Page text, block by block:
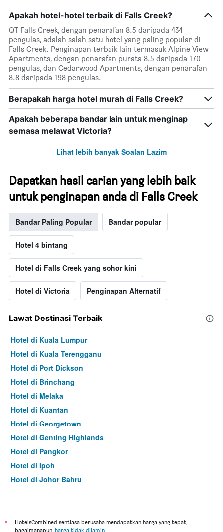
Apakah hotel-hotel terbaik di Falls Creek?
QT Falls Creek, dengan penarafan 8.5 daripada 434
pengulas, adalah salah satu hotel yang paling popular di
Falls Creek. Penginapan terbaik lain termasuk Alpine View
Apartments, dengan penarafan purata 8.5 daripada 170
pengulas, dan Cedarwood Apartments, dengan penarafan
8.8 daripada 198 pengulas.
Berapakah harga hotel murah di Falls Creek?
Apakah beberapa bandar lain untuk menginap
semasa melawat Victoria?
Lihat lebih banyak Soalan Lazim
Dapatkan hasil carian yang lebih baik
untuk penginapan anda di Falls Creek
Bandar Paling Popular Bandar popular
Hotel 4 bintang
Hotel di Falls Creek yang sohor kini
Hotel di Victoria Penginapan Alternatif
Lawat Destinasi Terbaik
Hotel di Kuala Lumpur
Hotel di Kuala Terengganu
Hotel di Port Dickson
Hotel di Brinchang
Hotel di Melaka
Hotel di Kuantan
Hotel di Georgetown
Hotel di Genting Highlands
Hotel di Pangkor
Hotel di Ipoh
Hotel di Johor Bahru
Hotel di Kuching
*
HotelsCombined sentiasa berusaha mendapatkan harga yang tepat,
bagaimanapun, harga tidak dijamin.